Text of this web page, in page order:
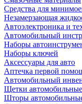
Средства для
Незамерзающая
Автоэлектроника и
Автомобильный
Наборы
Наборы ключей
Аксессуары для авто
Аптечка первой
Автомобильный
Щетки автомобильные
Шторы